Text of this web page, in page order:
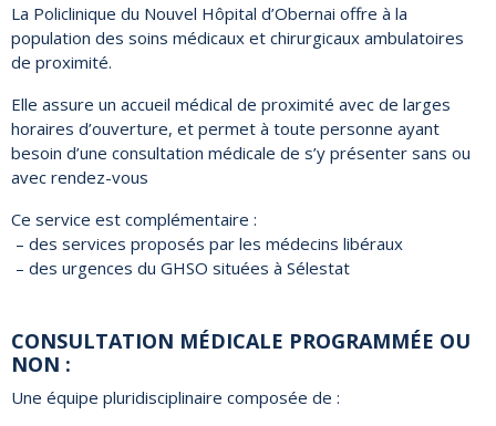
La Policlinique du Nouvel Hôpital d’Obernai offre à la
population des soins médicaux et chirurgicaux ambulatoires
de proximité.
Elle assure un accueil médical de proximité avec de larges
horaires d’ouverture, et permet à toute personne ayant
besoin d’une consultation médicale de s’y présenter sans ou
avec rendez-vous
Ce service est complémentaire :
– des services proposés par les médecins libéraux
– des urgences du GHSO situées à Sélestat
CONSULTATION MÉDICALE PROGRAMMÉE OU
NON :
Une équipe pluridisciplinaire composée de :